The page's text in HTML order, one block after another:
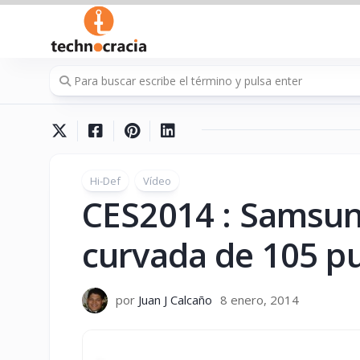
Saltar
contenido
Hi-Def Vídeo
CES2014 :
curvada de 105
por Juan J Calcaño 8 enero, 2014